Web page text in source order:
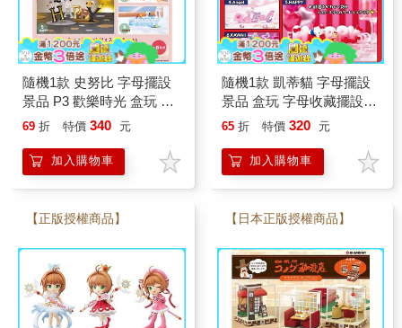
隨機1款 史努比 字母擺設
景品 P3 歡樂時光 盒玩 字
母收藏擺設 英文字母 糊塗
69 折 特價 340 元
加入購物車
隨機1款 凱蒂貓 字母擺設
景品 盒玩 字母收藏擺設
英文字母 Hello Kitty Re-
65 折 特價 320 元
加入購物車
【正版授權商品】 【日本正版授權商品】